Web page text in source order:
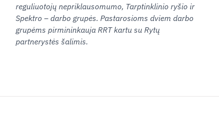
reguliuotojų nepriklausomumo, Tarptinklinio ryšio ir
Spektro ‒ darbo grupės. Pastarosioms dviem darbo
grupėms pirmininkauja RRT kartu su Rytų
partnerystės šalimis.